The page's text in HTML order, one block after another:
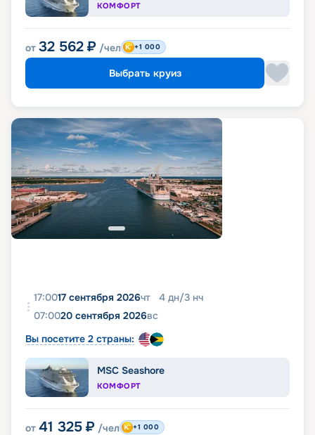
КОМФОРТ
от 32 562 ₽ /чел +1 000
Выбрать круиз
17:0017 сентября 2026чт 4 дн/3 нч
07:0020 сентября 2026вс
Вы посетите 2 страны:
MSC Seashore
КОМФОРТ
от 41 325 ₽ /чел +1 000